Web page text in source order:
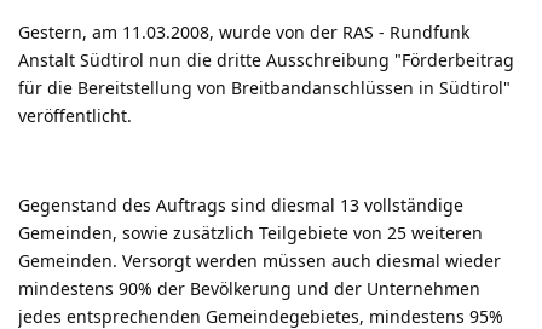
Gestern, am 11.03.2008, wurde von der RAS - Rundfunk
Anstalt Südtirol nun die dritte Ausschreibung "Förderbeitrag
für die Bereitstellung von Breitbandanschlüssen in Südtirol"
veröffentlicht.
Gegenstand des Auftrags sind diesmal 13 vollständige
Gemeinden, sowie zusätzlich Teilgebiete von 25 weiteren
Gemeinden. Versorgt werden müssen auch diesmal wieder
mindestens 90% der Bevölkerung und der Unternehmen
jedes entsprechenden Gemeindegebietes, mindestens 95%